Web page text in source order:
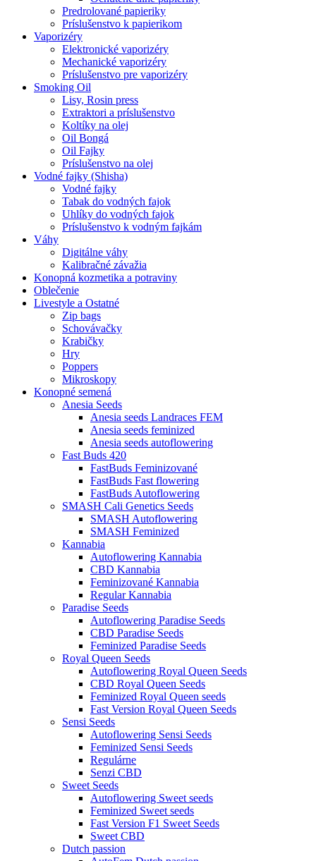
Predrolované papieriky
Príslušenstvo k papierikom
Vaporizéry
Elektronické vaporizéry
Mechanické vaporizéry
Príslušenstvo pre vaporizéry
Smoking Oil
Lisy, Rosin press
Extraktori a príslušenstvo
Koltíky na olej
Oil Bongá
Oil Fajky
Príslušenstvo na olej
Vodné fajky (Shisha)
Vodné fajky
Tabak do vodných fajok
Uhlíky do vodných fajok
Príslušenstvo k vodným fajkám
Váhy
Digitálne váhy
Kalibračné závažia
Konopná kozmetika a potraviny
Oblečenie
Livestyle a Ostatné
Zip bags
Schovávačky
Krabičky
Hry
Poppers
Mikroskopy
Konopné semená
Anesia Seeds
Anesia seeds Landraces FEM
Anesia seeds feminized
Anesia seeds autoflowering
Fast Buds 420
FastBuds Feminizované
FastBuds Fast flowering
FastBuds Autoflowering
SMASH Cali Genetics Seeds
SMASH Autoflowering
SMASH Feminized
Kannabia
Autoflowering Kannabia
CBD Kannabia
Feminizované Kannabia
Regular Kannabia
Paradise Seeds
Autoflowering Paradise Seeds
CBD Paradise Seeds
Feminized Paradise Seeds
Royal Queen Seeds
Autoflowering Royal Queen Seeds
CBD Royal Queen Seeds
Feminized Royal Queen seeds
Fast Version Royal Queen Seeds
Sensi Seeds
Autoflowering Sensi Seeds
Feminized Sensi Seeds
Regulárne
Senzi CBD
Sweet Seeds
Autoflowering Sweet seeds
Feminized Sweet seeds
Fast Version F1 Sweet Seeds
Sweet CBD
Dutch passion